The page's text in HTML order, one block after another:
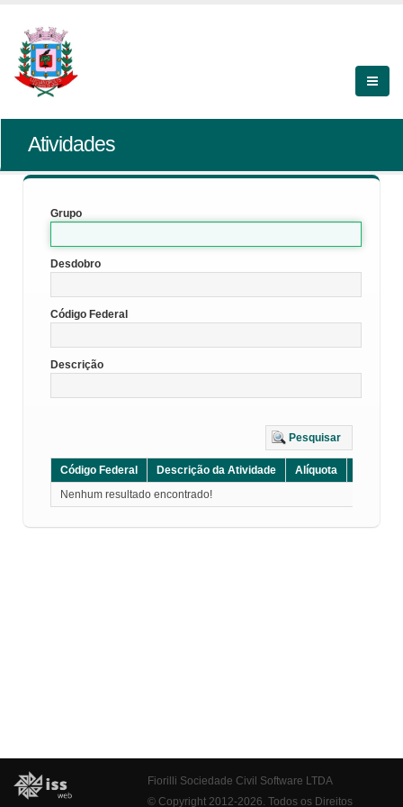
Atividades
Grupo
Desdobro
Código Federal
Descrição
Pesquisar
Código Federal Descrição da Atividade Alíquota
Nenhum resultado encontrado!
Fiorilli Sociedade Civil Software LTDA
© Copyright 2012-2026. Todos os Direitos